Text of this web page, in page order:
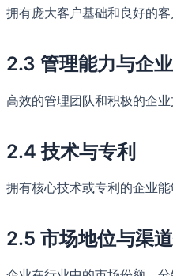
拥有庞大客户基础和良好的
2.3 管理能力与企
高效的管理团队和积极的企
2.4 技术与专利
拥有核心技术或专利的企业
2.5 市场地位与渠